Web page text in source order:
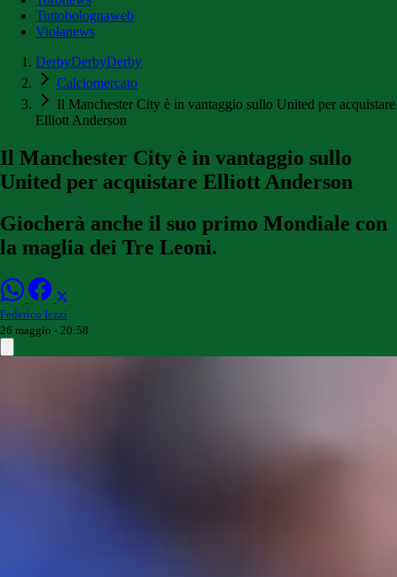
Tuttobolognaweb
Violanews
DerbyDerbyDerby
Calciomercato
Il Manchester City è in vantaggio sullo United per acquistare
Elliott Anderson
Il Manchester City è in vantaggio sullo
United per acquistare Elliott Anderson
Giocherà anche il suo primo Mondiale con
la maglia dei Tre Leoni.
Federico Iezzi
26 maggio - 20:58